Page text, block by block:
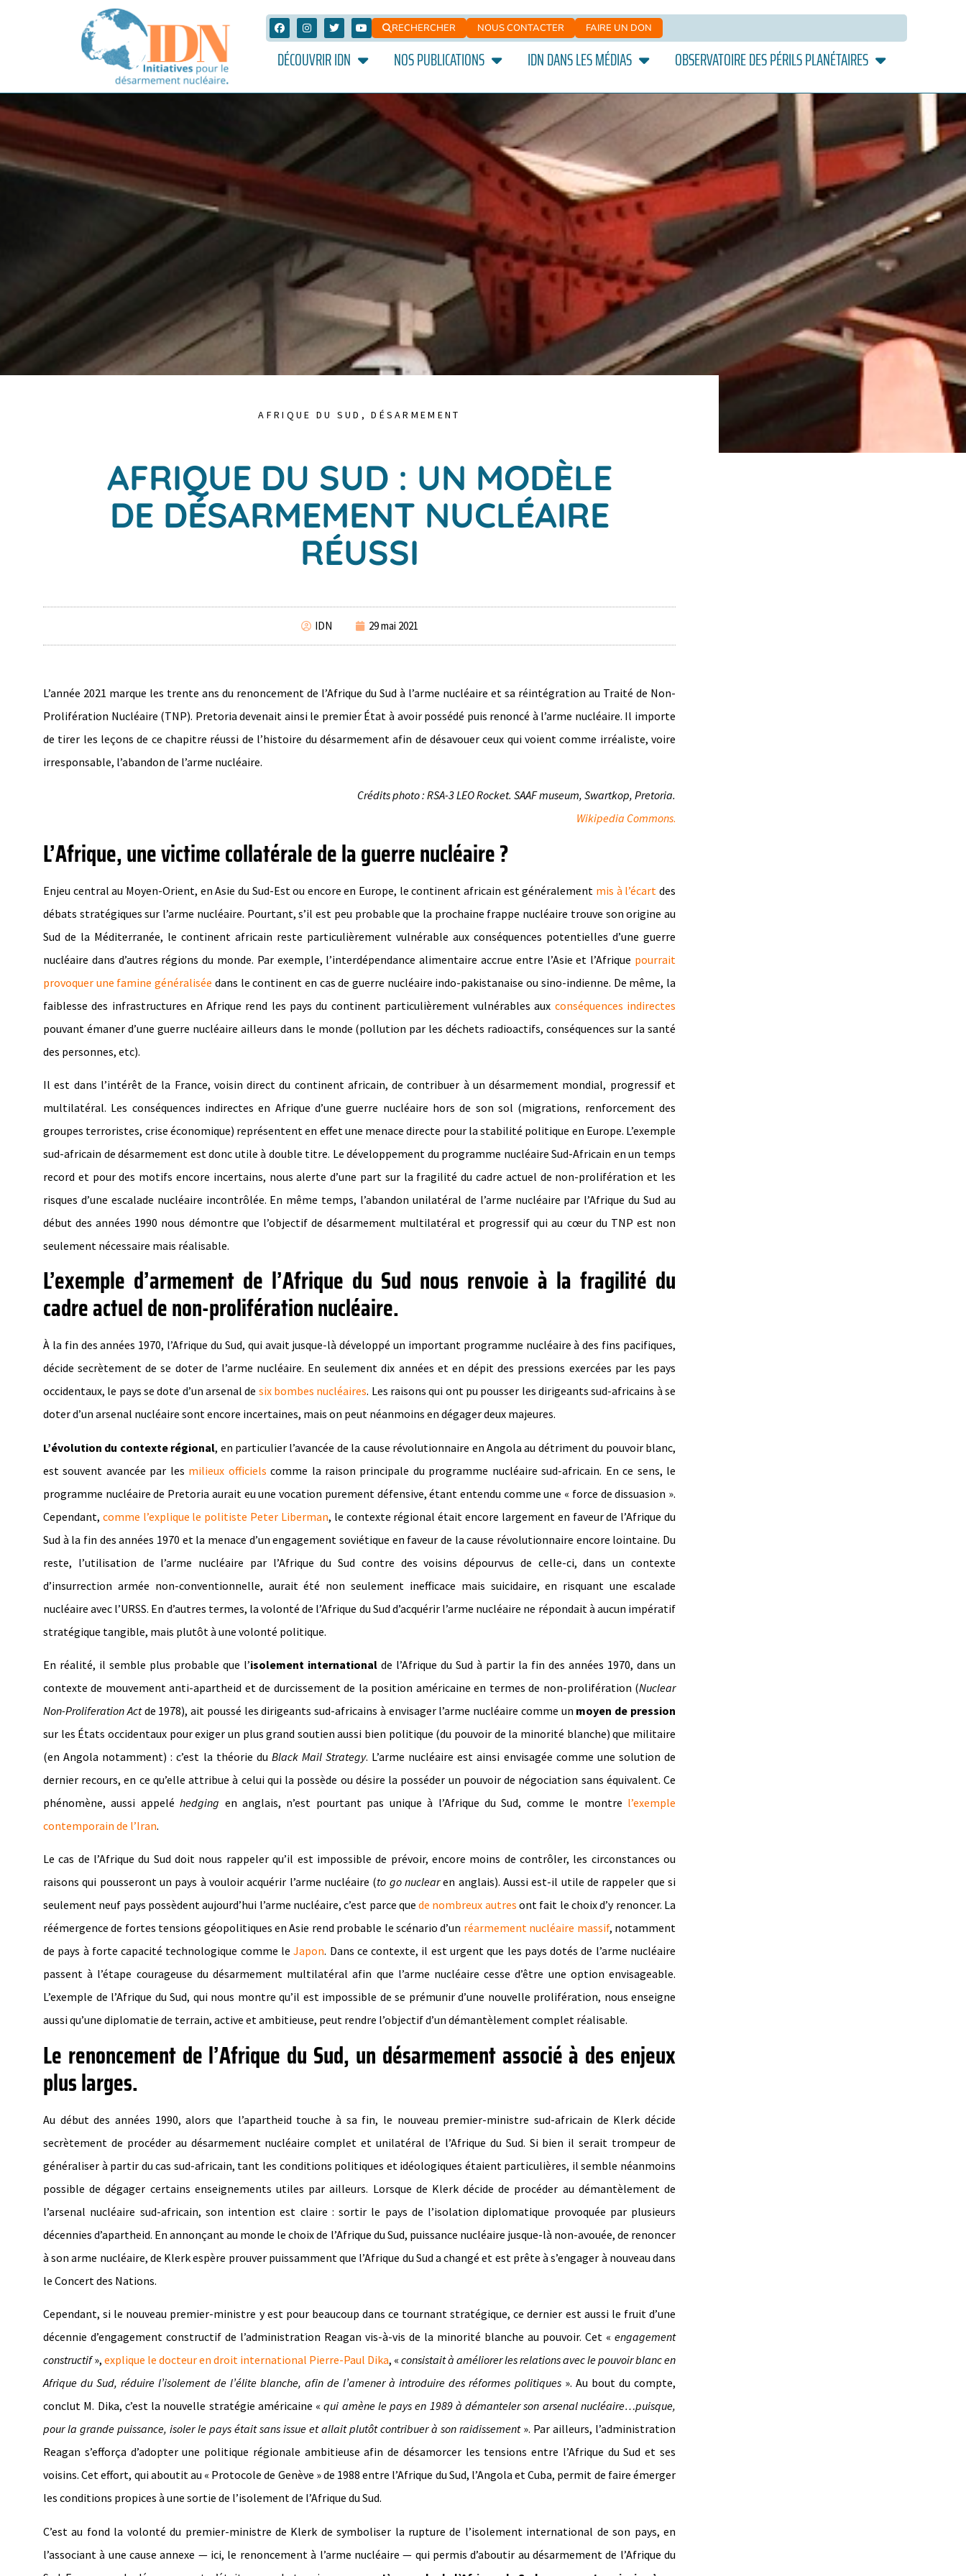
RECHERCHER NOUS CONTACTER FAIRE UN DON
DÉCOUVRIR IDN NOS PUBLICATIONS IDN DANS LES MÉDIAS OBSERVATOIRE DES PÉRILS PLANÉTAIRES
AFRIQUE DU SUD ,DÉSARMEMENT
AFRIQUE DU SUD : UN MODÈLE
DE DÉSARMEMENT NUCLÉAIRE
RÉUSSI
IDN 29 mai 2021
L’année 2021 marque les trente ans du renoncement de l’Afrique du Sud à l’arme nucléaire et sa réintégration au Traité de Non-
Prolifération Nucléaire (TNP). Pretoria devenait ainsi le premier État à avoir possédé puis renoncé à l’arme nucléaire. Il importe
de tirer les leçons de ce chapitre réussi de l’histoire du désarmement afin de désavouer ceux qui voient comme irréaliste, voire
irresponsable, l’abandon de l’arme nucléaire.
Crédits photo : RSA-3 LEO Rocket. SAAF museum, Swartkop, Pretoria.
Wikipedia Commons.
L’Afrique, une victime collatérale de la guerre nucléaire ?
Enjeu central au Moyen-Orient, en Asie du Sud-Est ou encore en Europe, le continent africain est généralement mis à l’écart des
débats stratégiques sur l’arme nucléaire. Pourtant, s’il est peu probable que la prochaine frappe nucléaire trouve son origine au
Sud de la Méditerranée, le continent africain reste particulièrement vulnérable aux conséquences potentielles d’une guerre
nucléaire dans d’autres régions du monde. Par exemple, l’interdépendance alimentaire accrue entre l’Asie et l’Afrique pourrait
provoquer une famine généralisée dans le continent en cas de guerre nucléaire indo-pakistanaise ou sino-indienne. De même, la
faiblesse des infrastructures en Afrique rend les pays du continent particulièrement vulnérables aux conséquences indirectes
pouvant émaner d’une guerre nucléaire ailleurs dans le monde (pollution par les déchets radioactifs, conséquences sur la santé
des personnes, etc).
Il est dans l’intérêt de la France, voisin direct du continent africain, de contribuer à un désarmement mondial, progressif et
multilatéral. Les conséquences indirectes en Afrique d’une guerre nucléaire hors de son sol (migrations, renforcement des
groupes terroristes, crise économique) représentent en effet une menace directe pour la stabilité politique en Europe. L’exemple
sud-africain de désarmement est donc utile à double titre. Le développement du programme nucléaire Sud-Africain en un temps
record et pour des motifs encore incertains, nous alerte d’une part sur la fragilité du cadre actuel de non-prolifération et les
risques d’une escalade nucléaire incontrôlée. En même temps, l’abandon unilatéral de l’arme nucléaire par l’Afrique du Sud au
début des années 1990 nous démontre que l’objectif de désarmement multilatéral et progressif qui au cœur du TNP est non
seulement nécessaire mais réalisable.
L’exemple d’armement de l’Afrique du Sud nous renvoie à la fragilité du
cadre actuel de non-prolifération nucléaire.
À la fin des années 1970, l’Afrique du Sud, qui avait jusque-là développé un important programme nucléaire à des fins pacifiques,
décide secrètement de se doter de l’arme nucléaire. En seulement dix années et en dépit des pressions exercées par les pays
occidentaux, le pays se dote d’un arsenal de six bombes nucléaires. Les raisons qui ont pu pousser les dirigeants sud-africains à se
doter d’un arsenal nucléaire sont encore incertaines, mais on peut néanmoins en dégager deux majeures.
L’évolution du contexte régional, en particulier l’avancée de la cause révolutionnaire en Angola au détriment du pouvoir blanc,
est souvent avancée par les milieux officiels comme la raison principale du programme nucléaire sud-africain. En ce sens, le
programme nucléaire de Pretoria aurait eu une vocation purement défensive, étant entendu comme une « force de dissuasion ».
Cependant, comme l’explique le politiste Peter Liberman, le contexte régional était encore largement en faveur de l’Afrique du
Sud à la fin des années 1970 et la menace d’un engagement soviétique en faveur de la cause révolutionnaire encore lointaine. Du
reste, l’utilisation de l’arme nucléaire par l’Afrique du Sud contre des voisins dépourvus de celle-ci, dans un contexte
d’insurrection armée non-conventionnelle, aurait été non seulement inefficace mais suicidaire, en risquant une escalade
nucléaire avec l’URSS. En d’autres termes, la volonté de l’Afrique du Sud d’acquérir l’arme nucléaire ne répondait à aucun impératif
stratégique tangible, mais plutôt à une volonté politique.
En réalité, il semble plus probable que l’isolement international de l’Afrique du Sud à partir la fin des années 1970, dans un
contexte de mouvement anti-apartheid et de durcissement de la position américaine en termes de non-prolifération (Nuclear
Non-Proliferation Actde 1978), ait poussé les dirigeants sud-africains à envisager l’arme nucléaire comme un moyen de pression
sur les États occidentaux pour exiger un plus grand soutien aussi bien politique (du pouvoir de la minorité blanche) que militaire
(en Angola notamment) : c’est la théorie du Black Mail Strategy. L’arme nucléaire est ainsi envisagée comme une solution de
dernier recours, en ce qu’elle attribue à celui qui la possède ou désire la posséder un pouvoir de négociation sans équivalent. Ce
phénomène, aussi appeléhedging en anglais, n’est pourtant pas unique à l’Afrique du Sud, comme le montre l’exemple
contemporain de l’Iran.
Le cas de l’Afrique du Sud doit nous rappeler qu’il est impossible de prévoir, encore moins de contrôler, les circonstances ou
raisons qui pousseront un pays à vouloir acquérir l’arme nucléaire (to go nuclearen anglais). Aussi est-il utile de rappeler que si
seulement neuf pays possèdent aujourd’hui l’arme nucléaire, c’est parce quede nombreux autres ont fait le choix d’y renoncer. La
réémergence de fortes tensions géopolitiques en Asie rend probable le scénario d’un réarmement nucléaire massif, notamment
de pays à forte capacité technologique comme leJapon. Dans ce contexte, il est urgent que les pays dotés de l’arme nucléaire
passent à l’étape courageuse du désarmement multilatéral afin que l’arme nucléaire cesse d’être une option envisageable.
L’exemple de l’Afrique du Sud, qui nous montre qu’il est impossible de se prémunir d’une nouvelle prolifération, nous enseigne
aussi qu’une diplomatie de terrain, active et ambitieuse, peut rendre l’objectif d’un démantèlement complet réalisable.
Le renoncement de l’Afrique du Sud, un désarmement associé à des enjeux
plus larges.
Au début des années 1990, alors que l’apartheid touche à sa fin, le nouveau premier-ministre sud-africain de Klerk décide
secrètement de procéder au désarmement nucléaire complet et unilatéral de l’Afrique du Sud. Si bien il serait trompeur de
généraliser à partir du cas sud-africain, tant les conditions politiques et idéologiques étaient particulières, il semble néanmoins
possible de dégager certains enseignements utiles par ailleurs. Lorsque de Klerk décide de procéder au démantèlement de
l’arsenal nucléaire sud-africain, son intention est claire : sortir le pays de l’isolation diplomatique provoquée par plusieurs
décennies d’apartheid. En annonçant au monde le choix de l’Afrique du Sud, puissance nucléaire jusque-là non-avouée, de renoncer
à son arme nucléaire, de Klerk espère prouver puissamment que l’Afrique du Sud a changé et est prête à s’engager à nouveau dans
le Concert des Nations.
Cependant, si le nouveau premier-ministre y est pour beaucoup dans ce tournant stratégique, ce dernier est aussi le fruit d’une
décennie d’engagement constructif de l’administration Reagan vis-à-vis de la minorité blanche au pouvoir. Cet « engagement
constructif», explique le docteur en droit international Pierre-Paul Dika, « consistait à améliorer les relations avec le pouvoir blanc en
Afrique du Sud, réduire l’isolement de l’élite blanche, afin de l’amener à introduire des réformes politiques». Au bout du compte,
conclut M. Dika, c’est la nouvelle stratégie américaine «qui amène le pays en 1989 à démanteler son arsenal nucléaire…puisque,
pour la grande puissance, isoler le pays était sans issue et allait plutôt contribuer à son raidissement». Par ailleurs, l’administration
Reagan s’efforça d’adopter une politique régionale ambitieuse afin de désamorcer les tensions entre l’Afrique du Sud et ses
voisins. Cet effort, qui aboutit au « Protocole de Genève » de 1988 entre l’Afrique du Sud, l’Angola et Cuba, permit de faire émerger
les conditions propices à une sortie de l’isolement de l’Afrique du Sud.
C’est au fond la volonté du premier-ministre de Klerk de symboliser la rupture de l’isolement international de son pays, en
l’associant à une cause annexe — ici, le renoncement à l’arme nucléaire — qui permis d’aboutir au désarmement de l’Afrique du